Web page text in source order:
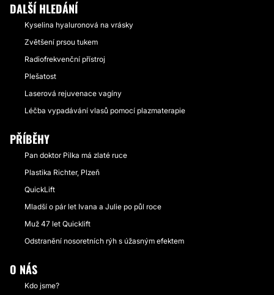
DALŠÍ HLEDÁNÍ
Kyselina hyaluronová na vrásky
Zvětšení prsou tukem
Radiofrekvenční přístroj
Plešatost
Laserová rejuvenace vagíny
Léčba vypadávání vlasů pomocí plazmaterapie
PŘÍBĚHY
Pan doktor Pilka má zlaté ruce
Plastika Richter, Plzeň
QuickLift
Mladší o pár let Ivana a Julie po půl roce
Muž 47 let Quicklift
Odstranění nosoretních rýh s úžasným efektem
O NÁS
Kdo jsme?